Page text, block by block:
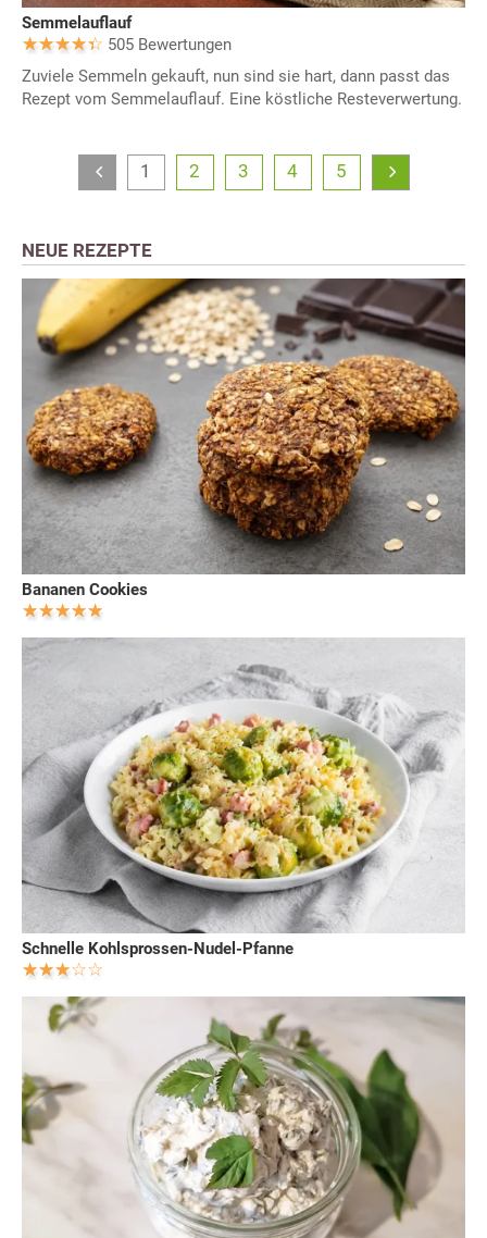
Semmelauflauf
505 Bewertungen
Zuviele Semmeln gekauft, nun sind sie hart, dann passt das
Rezept vom Semmelauflauf. Eine köstliche Resteverwertung.
1 2 3 4 5
NEUE REZEPTE
Bananen Cookies
Schnelle Kohlsprossen-Nudel-Pfanne